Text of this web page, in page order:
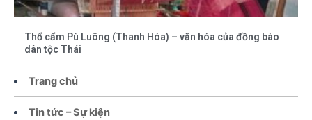
Trang chủ
Tin tức – Sự kiện
Thổ cẩm Pù Luông (Thanh Hóa) – văn hóa của đồng bào
dân tộc Thái